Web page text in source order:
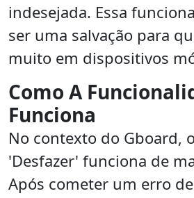
indesejada. Essa
ser uma salvação para
muito em dispositivos
Como A
Funciona
No contexto do Gboard,
'Desfazer' funciona de
Após cometer um erro